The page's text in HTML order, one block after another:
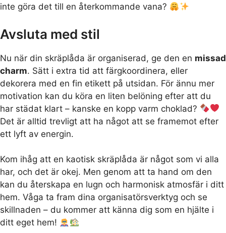
inte göra det till en återkommande vana?
Avsluta med stil
Nu när din skräplåda är organiserad, ge den en missad
charm. Sätt i extra tid att färgkoordinera, eller
dekorera med en fin etikett på utsidan. För ännu mer
motivation kan du köra en liten belöning efter att du
har städat klart – kanske en kopp varm choklad?
Det är alltid trevligt att ha något att se framemot efter
ett lyft av energin.
Kom ihåg att en kaotisk skräplåda är något som vi alla
har, och det är okej. Men genom att ta hand om den
kan du återskapa en lugn och harmonisk atmosfär i ditt
hem. Våga ta fram dina organisatörsverktyg och se
skillnaden – du kommer att känna dig som en hjälte i
ditt eget hem!